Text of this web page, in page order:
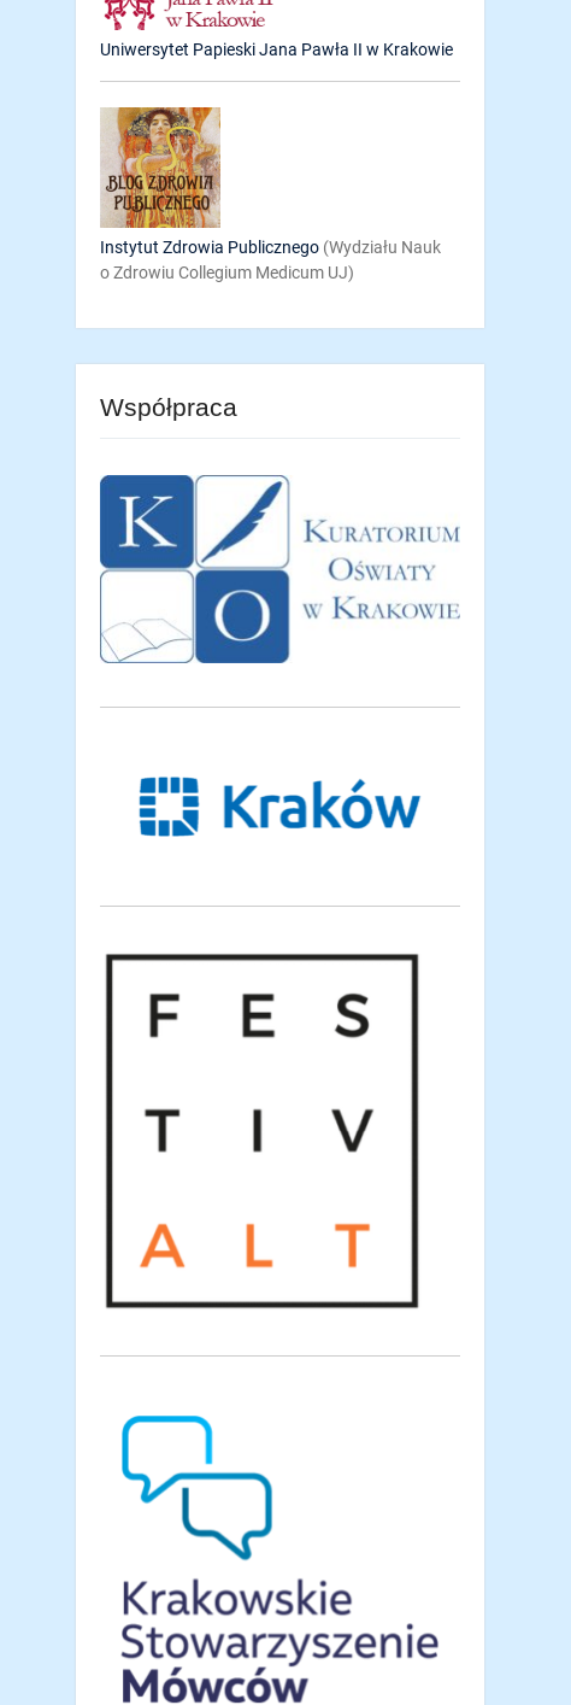
Uniwersytet Papieski Jana Pawła II w Krakowie
Instytut Zdrowia Publicznego (Wydziału Nauk
o Zdrowiu Collegium Medicum UJ)
Współpraca